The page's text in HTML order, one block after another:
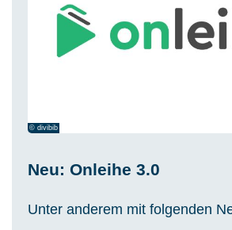
© divibib
Neu: Onleihe 3.0
Unter anderem mit folgenden